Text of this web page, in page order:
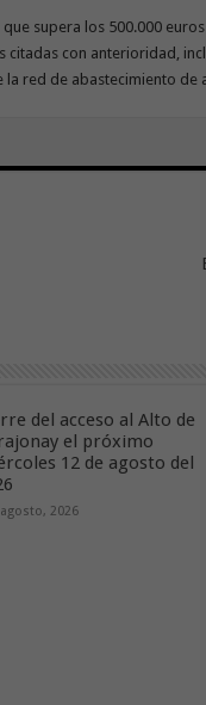
supera los 500.000
citadas con anterioridad,
red de abastecimiento de
del acceso al Alto de
el próximo
12 de agosto del
2026